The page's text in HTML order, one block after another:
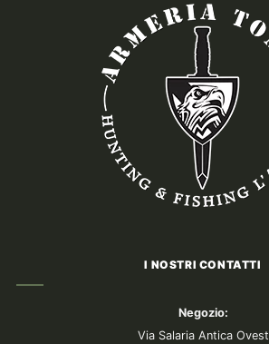
I NOSTRI CONTATTI
Negozio:
Via Salaria Antica Ovest